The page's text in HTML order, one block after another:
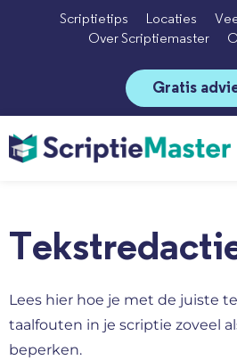
Scriptietips Locaties
Over Scriptiemaster
Gratis
Lees hier hoe je met de juiste
taalfouten in je scriptie zoveel
beperken.